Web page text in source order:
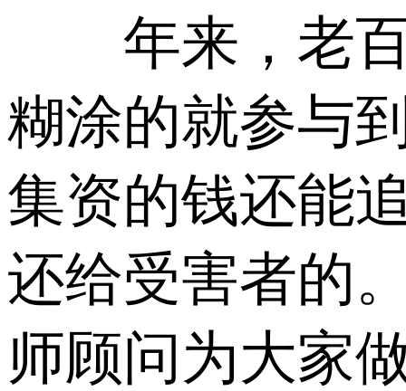
年来，老百
糊涂的就参与
集资的钱还能
还给受害者的
师顾问为大家